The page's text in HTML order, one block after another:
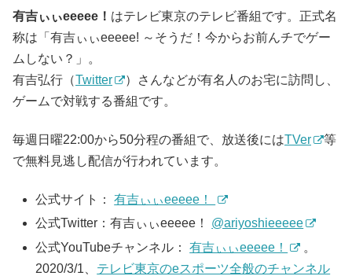
有吉ぃぃeeeee！ はテレビ東京のテレビ番組です。正式名
称は「有吉ぃぃeeeee! ～そうだ！今からお前んチでゲー
ムしない？」。
有吉弘行（Twitter
）さんなどが有名人のお宅に訪問し、
ゲームで対戦する番組です。
毎週日曜22:00から50分程の番組で、放送後にはTVer
等
で無料見逃し配信が行われています。
公式サイト：有吉ぃぃeeeee！
公式Twitter：有吉ぃぃeeeee！ @ariyoshieeeee
公式YouTubeチャンネル：有吉ぃぃeeeee！
。
2020/3/1、 テレビ東京のeスポーツ全般のチャンネル